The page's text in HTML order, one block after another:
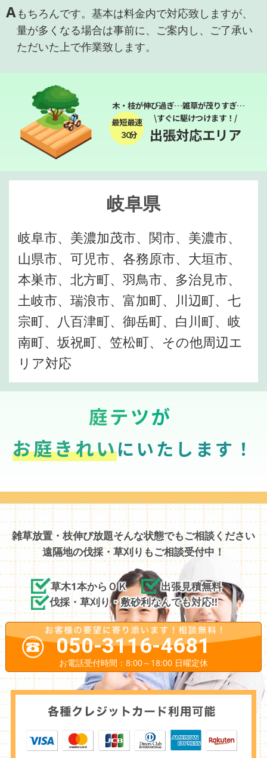
Aもちろんです。基本は料金内で対応致しますが、
量が多くなる場合は事前に、ご案内し、ご了承い
ただいた上で作業致します。
木・枝が伸び過ぎ…雑草が茂りすぎ…
最短最速
３０分
\すぐに駆けつけます！/
出張対応エリア
岐阜県
岐阜市、美濃加茂市、関市、美濃市、
山県市、可児市、各務原市、大垣市、
本巣市、北方町、羽鳥市、多治見市、
土岐市、瑞浪市、富加町、川辺町、七
宗町、八百津町、御岳町、白川町、岐
南町、坂祝町、笠松町、その他周辺エ
リア対応
庭テツが
お庭きれいにいたします！
雑草放置・枝伸び放題そんな状態でもご相談ください
遠隔地の伐採・草刈りもご相談受付中！
草木1本からＯＫ
出張見積無料
伐採・草刈り・敷砂利なんでも対応!!
050-3116-4681
お電話受付時間：8:00～18:00 日曜定休